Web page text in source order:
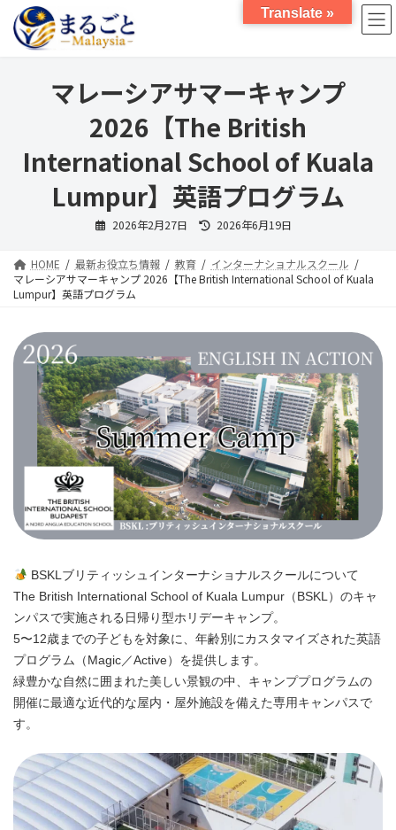
マレーシアサマーキャンプ
2026【The British
International School of Kuala
Lumpur】英語プログラム
2026年2月27日 最
終
新
日
時
:
2026年6月19日
HOME 最新お役立ち情報 教育
インターナショナルスクール
マレーシアサマーキャンプ 2026【The British International School of Kuala
Lumpur】英語プログラム
BSKLブリティッシュインターナショナルスクールについて
The British International School of Kuala Lumpur（BSKL）のキャ
ンパスで実施される日帰り型ホリデーキャンプ。​
5〜12歳までの子どもを対象に、年齢別にカスタマイズされた英語
プログラム（Magic／Active）を提供します。​
緑豊かな自然に囲まれた美しい景観の中、キャンププログラムの
開催に最適な近代的な屋内・屋外施設を備えた専用キャンパスで
す。
Translate »